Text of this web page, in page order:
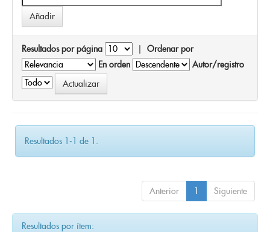
Resultados por página | Ordenar por
En orden
Autor/registro
Resultados 1-1 de 1.
Anterior 1 Siguiente
Resultados por ítem: